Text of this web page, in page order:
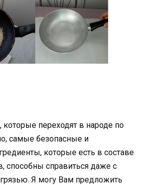
которые переходят в народе по
самые безопасные и
которые есть в составе
способны справиться даже с
Я могу Вам предложить